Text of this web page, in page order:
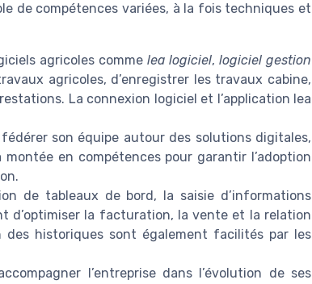
de compétences variées, à la fois techniques et
agricoles commelea logiciel,logiciel gestion
agricoles, d’enregistrer les travaux cabine,
La connexion logiciel et l’application lea
son équipe autour des solutions digitales,
en compétences pour garantir l’adoption
de tableaux de bord, la saisie d’informations
d’optimiser la facturation, la vente et la relation
historiques sont également facilités par les
l’entreprise dans l’évolution de ses